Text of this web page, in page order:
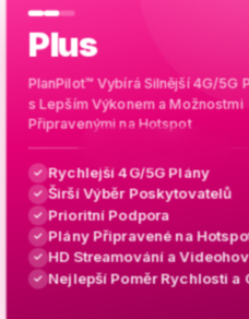
Plus
PlanPilot™ Vybírá Silnější 4G/5G
s Lepším Výkonem a Možnostmi
Připravenými na Hotspot
✓ Rychlejší 4G/5G Plány
✓ Širší Výběr Poskytovatelů
✓ Prioritní Podpora
✓ Plány Připravené na
✓ HD Streamování a
✓ Nejlepší Poměr Rychlosti a